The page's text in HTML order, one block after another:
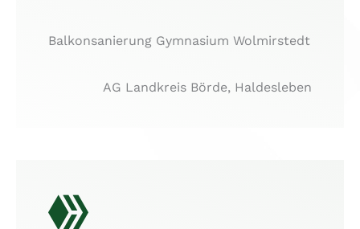
Balkonsanierung Gymnasium Wolmirstedt
AG Landkreis Börde, Haldesleben